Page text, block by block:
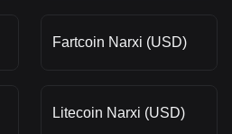
Fartcoin Narxi (USD)
Litecoin Narxi (USD)